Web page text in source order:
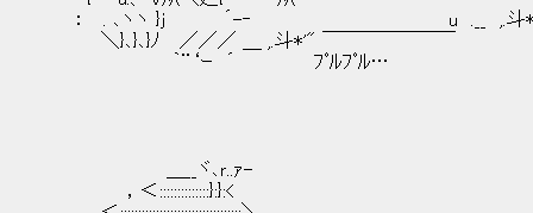
： . ､ヽヽ }j ´-‐ u .__ ,.斗*'" みんなで
＼}､}､}ﾉ ／／／ ＿ ,.斗*'" ￣￣￣￣￣￣￣
｀¨‘ｰ ´ ﾌﾟﾙﾌﾟﾙ…
＿__ヾ､ｒ..ｧ-
，＜::::::::::::::}:}:<